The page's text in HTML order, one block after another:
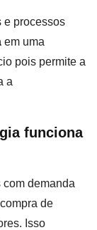
e processos
em uma
pois permite a
a
funciona
com demanda
de
Isso